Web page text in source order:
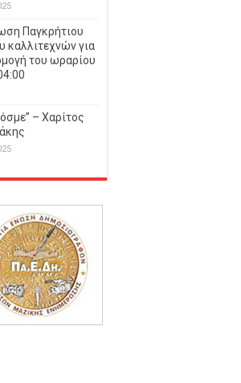
Παγκρήτιου
καλλιτεχνών για
του ωραρίου
– Χαρίτος